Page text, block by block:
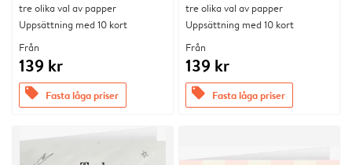
tre olika val av papper
Uppsättning med 10 kort
Från
139 kr
offers Fasta låga priser
tre olika val av papper
Uppsättning med 10 kort
Från
139 kr
offers Fasta låga priser